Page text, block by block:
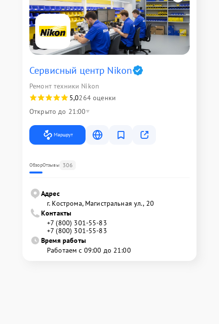
Сервисный центр Nikon
Ремонт техники Nikon
5,0264 оценки
Открыто до 21:00
Маршрут
ОбзорОтзывы 306
Адрес
г. Кострома, Магистральная ул., 20
Контакты
+7 (800) 301-55-83
+7 (800) 301-55-83
Время работы
Работаем с 09:00 до 21:00